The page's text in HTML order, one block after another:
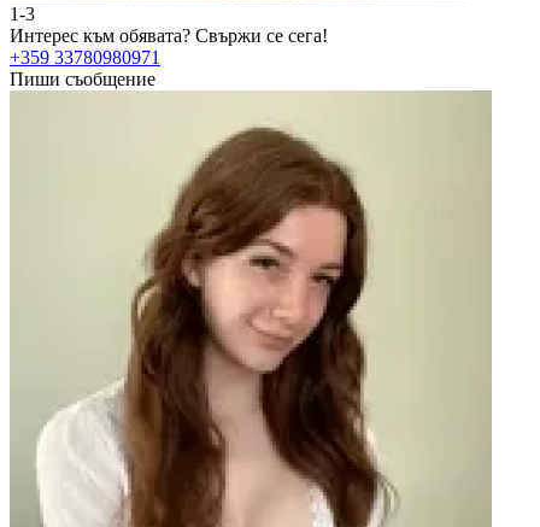
1-3
Интерес към обявата? Свържи се сега!
+359 33780980971
Пиши съобщение